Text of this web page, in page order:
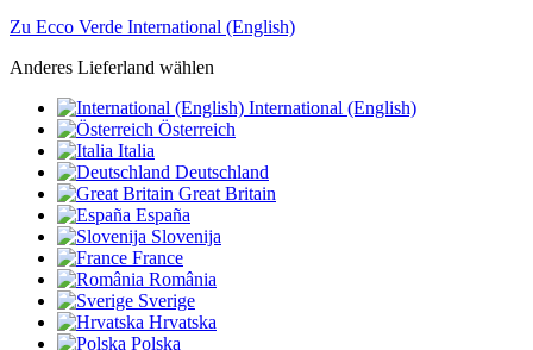
Zu Ecco Verde International (English)
Anderes Lieferland wählen
International (English)
Österreich
Italia
Deutschland
Great Britain
España
Slovenija
France
România
Sverige
Hrvatska
Polska